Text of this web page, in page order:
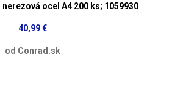
ocel A4 200 ks; 1059930
40,99 €
od Conrad.sk